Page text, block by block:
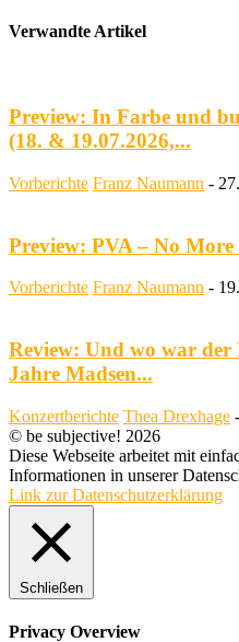
Verwandte Artikel
Preview: In Farbe und
(18. & 19.07.2026,...
Vorberichte Franz Naumann -
Preview: PVA – No
Vorberichte Franz Naumann -
Review: Und wo war der
Jahre Madsen...
Konzertberichte Thea Drexhage -
© be subjective! 2026
Diese Webseite arbeitet mit
Informationen in unserer
Link zur Datenschutzerklärung
Schließen
Privacy Overview